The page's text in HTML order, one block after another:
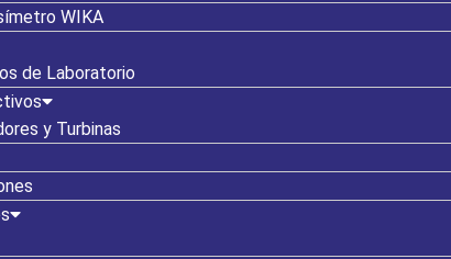
WIKA
de Laboratorio
y Turbinas